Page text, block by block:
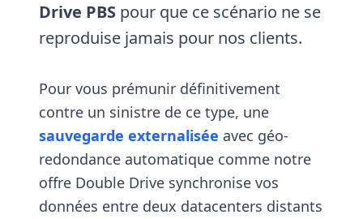
Drive PBS pour que ce scénario ne se
reproduise jamais pour nos clients.
Pour vous prémunir définitivement
contre un sinistre de ce type, une
sauvegarde externalisée avec géo-
redondance automatique comme notre
offre Double Drive synchronise vos
données entre deux datacenters distants